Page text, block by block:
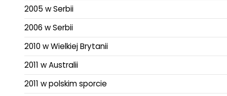
2005 w Serbii
2006 w Serbii
2010 w Wielkiej Brytanii
2011 w Australii
2011 w polskim sporcie